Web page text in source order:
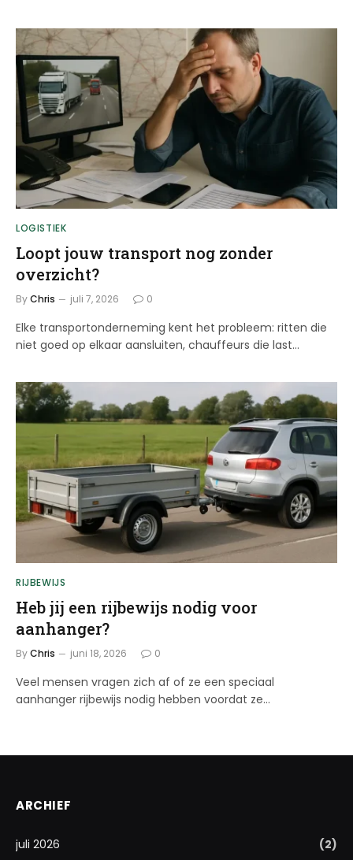
LOGISTIEK
Loopt jouw transport nog zonder
overzicht?
ByChris juli 7, 2026 0
Elke transportonderneming kent het probleem: ritten die
niet goed op elkaar aansluiten, chauffeurs die last…
RIJBEWIJS
Heb jij een rijbewijs nodig voor
aanhanger?
ByChris juni 18, 2026 0
Veel mensen vragen zich af of ze een speciaal
aanhanger rijbewijs nodig hebben voordat ze…
ARCHIEF
juli 2026
(2)